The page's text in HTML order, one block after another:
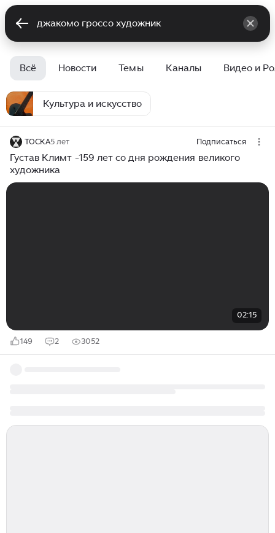
Всё Новости Темы Каналы Видео и
Культура и искусство
ТОСКА5 лет Подписаться
Густав Климт -159 лет со дня рождения великого
художника
02:15
149 2 3052